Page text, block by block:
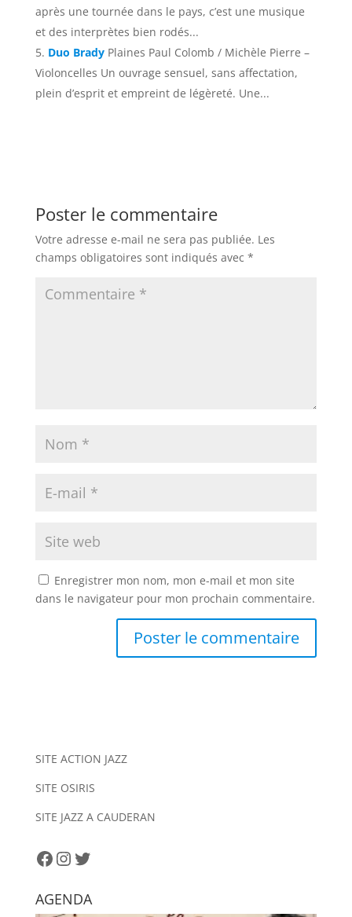
après une tournée dans le pays, c’est une musique
et des interprètes bien rodés...
Duo Brady Plaines Paul Colomb / Michèle Pierre –
Violoncelles Un ouvrage sensuel, sans affectation,
plein d’esprit et empreint de légèreté. Une...
Poster le commentaire
Votre adresse e-mail ne sera pas publiée. Les
champs obligatoires sont indiqués avec *
Enregistrer mon nom, mon e-mail et mon site
dans le navigateur pour mon prochain commentaire.
n
t
i
:
SITE ACTION JAZZ
SITE OSIRIS
SITE JAZZ A CAUDERAN
Facebook
Instagram
Twitter
AGENDA